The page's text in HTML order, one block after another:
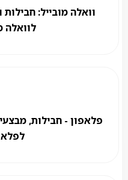
וואלה מובייל:
לוואלה
פלאפון - חבילות,